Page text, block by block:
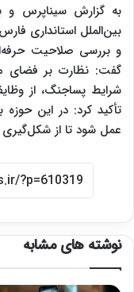
به گزارش سیناپرس و
بین‌الملل استانداری
و بررسی صلاحیت
گفت: نظارت بر فضای
شرایط پساجنگ، از
تأکید کرد: در این
عمل شود تا از
نوشته های مشابه